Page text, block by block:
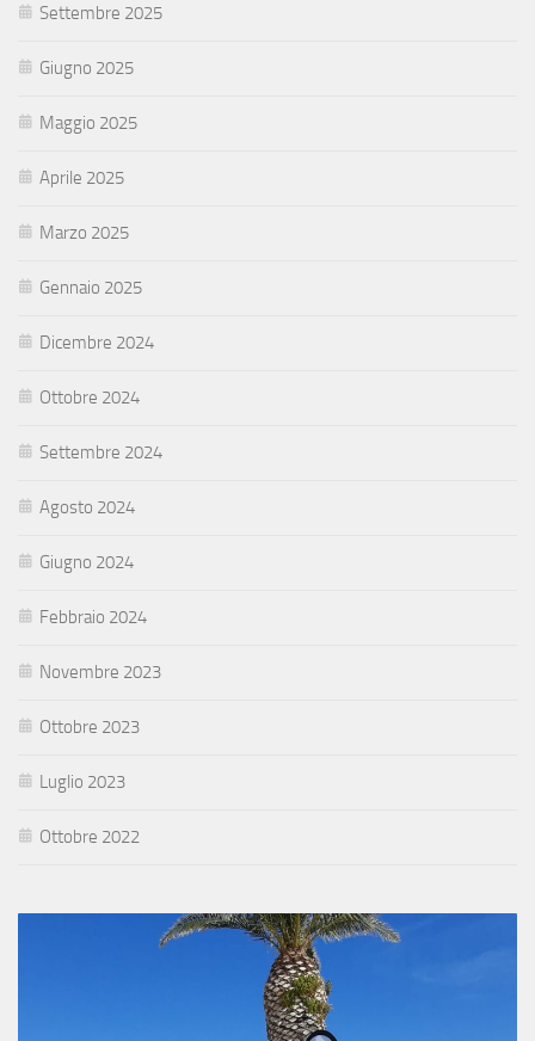
Settembre 2025
Giugno 2025
Maggio 2025
Aprile 2025
Marzo 2025
Gennaio 2025
Dicembre 2024
Ottobre 2024
Settembre 2024
Agosto 2024
Giugno 2024
Febbraio 2024
Novembre 2023
Ottobre 2023
Luglio 2023
Ottobre 2022